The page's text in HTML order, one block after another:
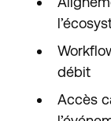
débit
Accès